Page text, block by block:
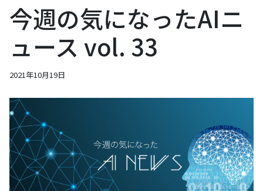
今週の気になったAIニ
ュース vol. 33
2021年10月19日